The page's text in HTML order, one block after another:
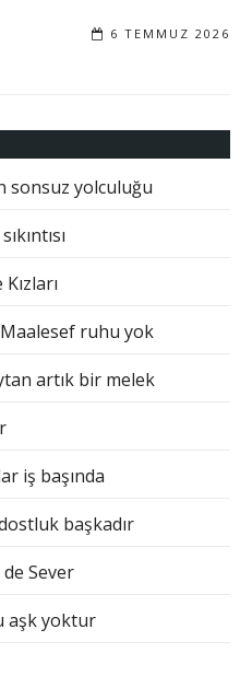
6 TEMMUZ 2026
sonsuz yolculuğu
ruhu yok
artık bir melek
iş başında
başkadır
Sever
aşk yoktur